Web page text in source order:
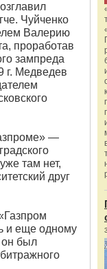
Чуйченко
Валерию
проработав
зампреда
г. Медведев
—
там нет,
друг
и еще одному
он был